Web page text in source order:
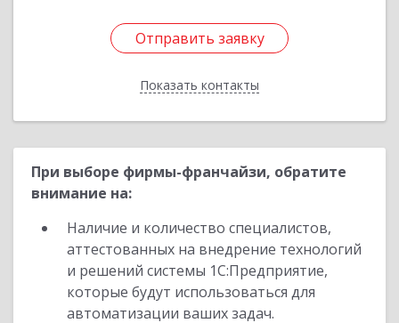
Отправить заявку
Показать контакты
Отправить заявку
Назад
При выборе фирмы-франчайзи, обратите
внимание на:
Наличие и количество специалистов,
аттестованных на внедрение технологий
и решений системы 1С:Предприятие,
которые будут использоваться для
автоматизации ваших задач.